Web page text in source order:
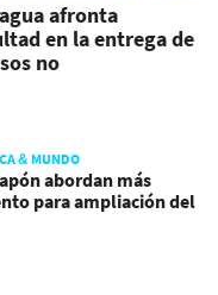
afronta
en la entrega de
no
& MUNDO
abordan más
para ampliación del